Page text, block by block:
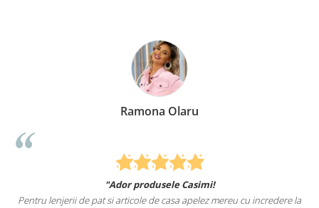
Ramona Olaru
"Ador produsele Casimi!
Pentru lenjerii de pat si articole de casa apelez mereu cu incredere la